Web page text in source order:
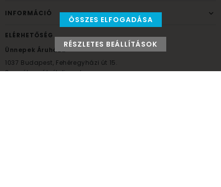
INFORMÁCIÓ
ELÉRHETŐSÉG
Ünnepek Áruháza
1037 Budapest, Fehéregyházi út 15.
Személyes átvételi pont
ÖSSZES ELFOGADÁSA
RÉSZLETES BEÁLLÍTÁSOK